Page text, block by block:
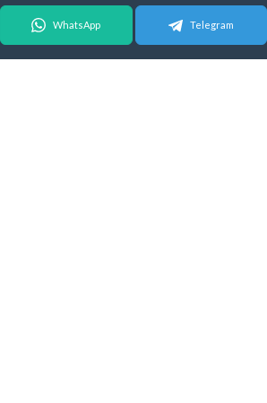
WhatsApp Telegram